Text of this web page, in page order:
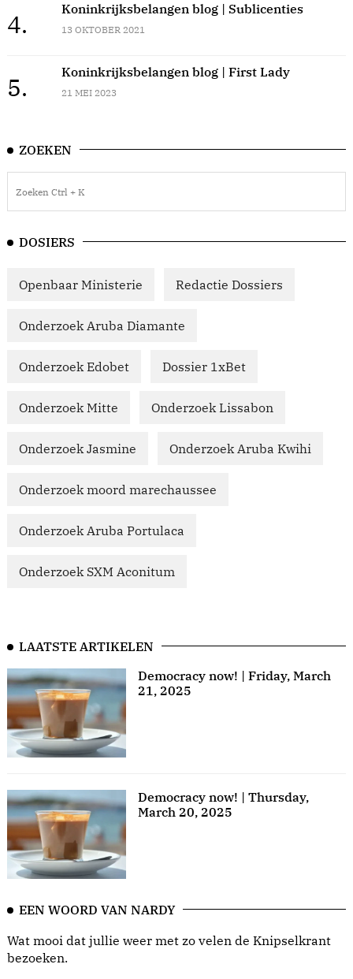
4.
Koninkrijksbelangen blog | Sublicenties
13 OKTOBER 2021
5.
Koninkrijksbelangen blog | First Lady
21 MEI 2023
ZOEKEN
DOSIERS
Openbaar Ministerie Redactie Dossiers
Onderzoek Aruba Diamante
Onderzoek Edobet Dossier 1xBet
Onderzoek Mitte Onderzoek Lissabon
Onderzoek Jasmine Onderzoek Aruba Kwihi
Onderzoek moord marechaussee
Onderzoek Aruba Portulaca
Onderzoek SXM Aconitum
LAATSTE ARTIKELEN
Democracy now! | Friday, March
21, 2025
Democracy now! | Thursday,
March 20, 2025
EEN WOORD VAN NARDY
Wat mooi dat jullie weer met zo velen de Knipselkrant
bezoeken.